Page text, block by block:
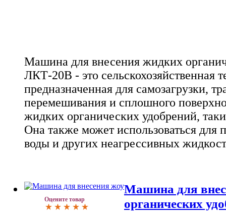
Машина для внесения жидких
ЛКТ-20В - это сельскохозяйственная
предназначенная для самозагрузки,
перемешивания и сплошного
жидких органических удобрений,
Она также может использоваться для
воды и других неагрессивных
Оцените товар
Машина для
органических